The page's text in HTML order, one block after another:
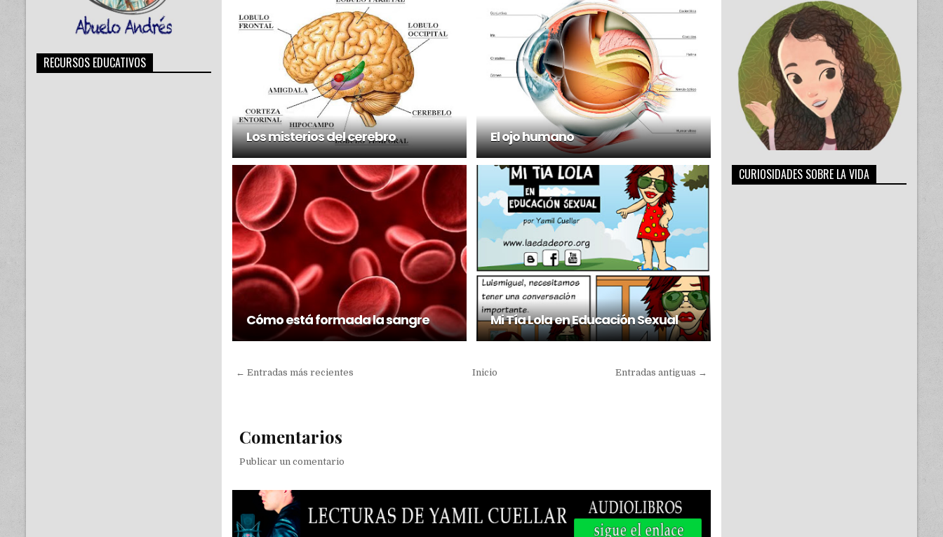
Los misterios del cerebro El ojo humano
Cómo está formada la sangre Mi Tía Lola en Educación Sexual
← Entradas más recientes Entradas antiguas →
Inicio
Comentarios
Publicar un comentario
RECURSOS EDUCATIVOS
CURIOSIDADES SOBRE LA VIDA